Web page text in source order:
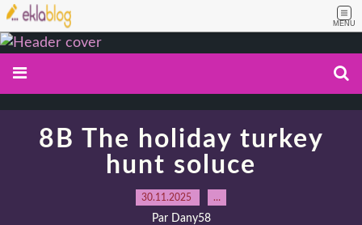
MENU
8B The holiday turkey
hunt soluce
30.11.2025 …
Par Dany58